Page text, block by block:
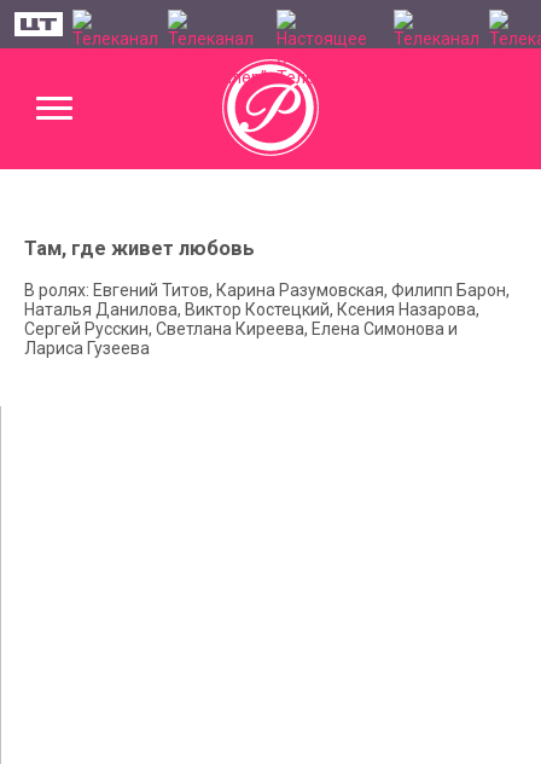
Там, где живет любовь
В ролях: Евгений Титов, Карина Разумовская, Филипп Барон,
Наталья Данилова, Виктор Костецкий, Ксения Назарова,
Сергей Русскин, Светлана Киреева, Елена Симонова и
Лариса Гузеева